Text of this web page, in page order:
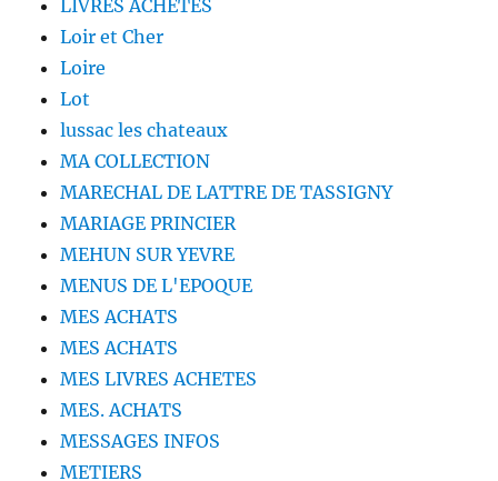
LIVRES ACHETES
Loir et Cher
Loire
Lot
lussac les chateaux
MA COLLECTION
MARECHAL DE LATTRE DE TASSIGNY
MARIAGE PRINCIER
MEHUN SUR YEVRE
MENUS DE L'EPOQUE
MES ACHATS
MES ACHATS
MES LIVRES ACHETES
MES. ACHATS
MESSAGES INFOS
METIERS